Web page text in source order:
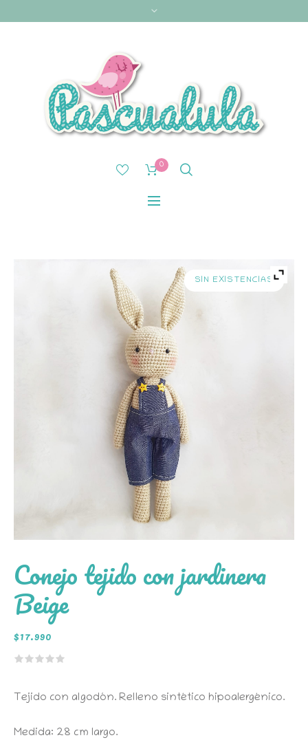
0
SIN EXISTENCIAS
Conejo tejido con jardinera
Beige
$17.990
Tejido con algodón. Relleno sintético hipoalergénico.
Medida: 28 cm largo.